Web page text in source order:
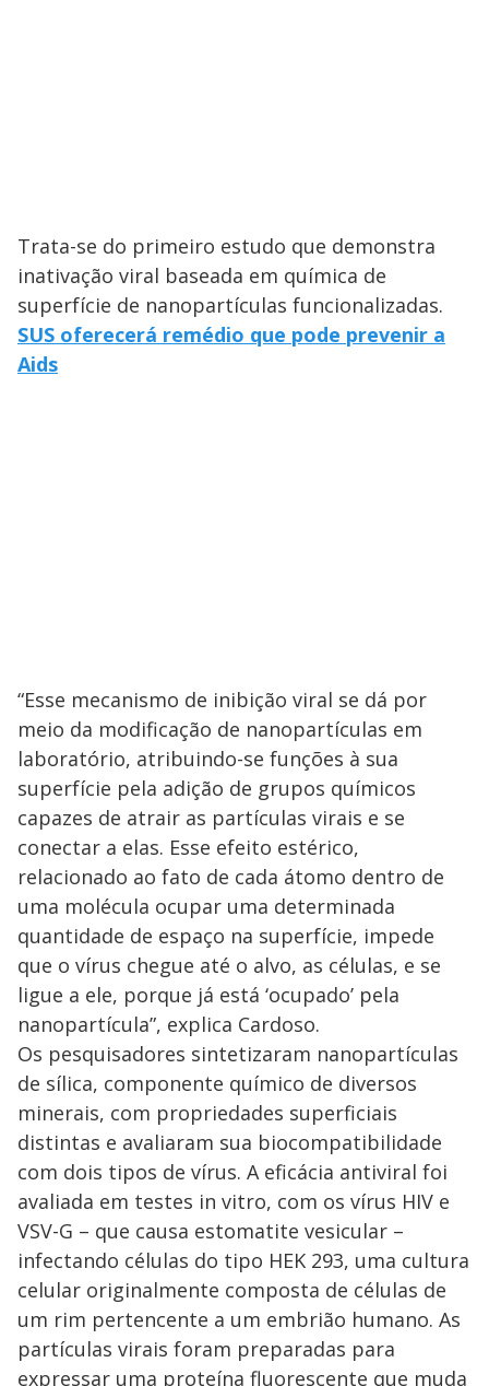
Trata-se do primeiro estudo que demonstra
inativação viral baseada em química de
superfície de nanopartículas funcionalizadas.
SUS oferecerá remédio que pode prevenir a
Aids
“Esse mecanismo de inibição viral se dá por
meio da modificação de nanopartículas em
laboratório, atribuindo-se funções à sua
superfície pela adição de grupos químicos
capazes de atrair as partículas virais e se
conectar a elas. Esse efeito estérico,
relacionado ao fato de cada átomo dentro de
uma molécula ocupar uma determinada
quantidade de espaço na superfície, impede
que o vírus chegue até o alvo, as células, e se
ligue a ele, porque já está ‘ocupado’ pela
nanopartícula”, explica Cardoso.
Os pesquisadores sintetizaram nanopartículas
de sílica, componente químico de diversos
minerais, com propriedades superficiais
distintas e avaliaram sua biocompatibilidade
com dois tipos de vírus. A eficácia antiviral foi
avaliada em testes in vitro, com os vírus HIV e
VSV-G – que causa estomatite vesicular –
infectando células do tipo HEK 293, uma cultura
celular originalmente composta de células de
um rim pertencente a um embrião humano. As
partículas virais foram preparadas para
expressar uma proteína fluorescente que muda